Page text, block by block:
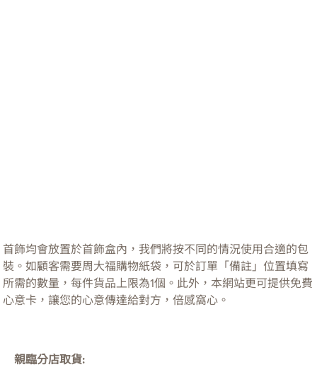
首飾均會放置於首飾盒內，我們將按不同的情況使用合適的包
裝。如顧客需要周大福購物紙袋，可於訂單「備註」位置填寫
所需的數量，每件貨品上限為1個。此外，本網站更可提供免費
心意卡，讓您的心意傳達給對方，倍感窩心。
親臨分店取貨: